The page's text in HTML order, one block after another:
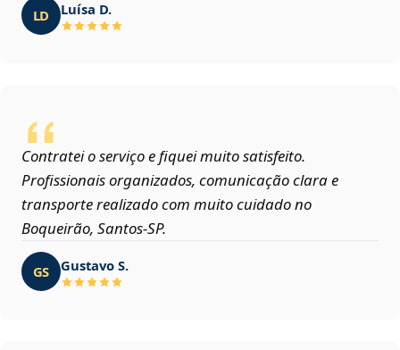
LD Luísa D.
Contratei o serviço e fiquei muito satisfeito.
Profissionais organizados, comunicação clara e
transporte realizado com muito cuidado no
Boqueirão, Santos‑SP.
GS Gustavo S.